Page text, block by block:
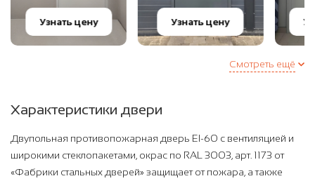
Узнать цену Узнать цену
Смотреть ещё
Характеристики двери
Двупольная противопожарная дверь EI-60 с вентиляцией и
широкими стеклопакетами, окрас по RAL 3003, арт. 1173 от
«Фабрики стальных дверей» защищает от пожара, а также